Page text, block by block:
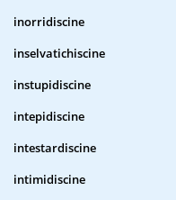
inorridiscine
inselvatichiscine
instupidiscine
intepidiscine
intestardiscine
intimidiscine